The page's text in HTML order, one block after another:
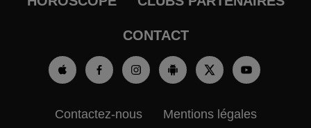
CONTACT
Contactez-nous Mentions légales